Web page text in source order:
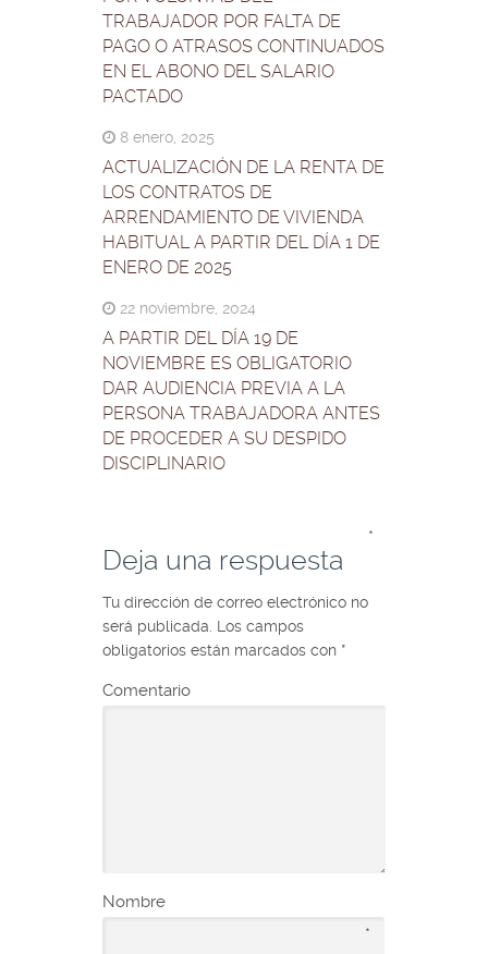
TRABAJADOR POR FALTA DE
PAGO O ATRASOS CONTINUADOS
EN EL ABONO DEL SALARIO
PACTADO
8 enero, 2025
ACTUALIZACIÓN DE LA RENTA DE
LOS CONTRATOS DE
ARRENDAMIENTO DE VIVIENDA
HABITUAL A PARTIR DEL DÍA 1 DE
ENERO DE 2025
22 noviembre, 2024
A PARTIR DEL DÍA 19 DE
NOVIEMBRE ES OBLIGATORIO
DAR AUDIENCIA PREVIA A LA
PERSONA TRABAJADORA ANTES
DE PROCEDER A SU DESPIDO
DISCIPLINARIO
Deja una respuesta
Tu dirección de correo electrónico no
será publicada. Los campos
obligatorios están marcados con *
Comentario
*
Nombre
*